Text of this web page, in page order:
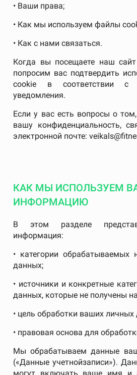
• Ваши права;
• Как мы используем файлы
• Как с нами связаться.
Когда вы посещаете наш
попросим вас подтвердить
cookie в соответствии с
уведомления.
Если у вас есть вопросы о
вашу конфиденциальность,
электронной почте:
КАК МЫ ИСПОЛЬЗУЕМ
ИНФОРМАЦИЮ
В этом разделе
информация:
• категории обрабатываемых
данных;
• источники и конкретные
данных, которые не получены
• цель обработки ваших личных
• правовая основа для
Мы обрабатываем данные
(«Данные учетнойзаписи»).